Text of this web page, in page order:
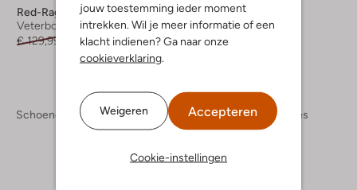
jouw toestemming ieder moment
intrekken. Wil je meer informatie of een
klacht indienen? Ga naar onze
cookieverklaring
Weigeren Accepteren
Cookie-instellingen
Red-Rag
Veterboots
€ 129,99
€ 90,99
Schoenen Kinderschoenen Meisjes Boots Meisjes